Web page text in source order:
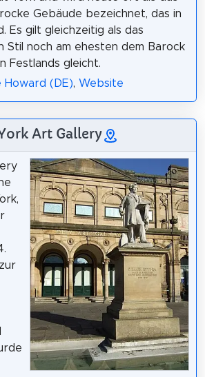
Gebäude bezeichnet, das in
Es gilt gleichzeitig als das
Stil noch am ehesten dem Barock
Festlands gleicht.
Howard (DE), Website
Art Gallery